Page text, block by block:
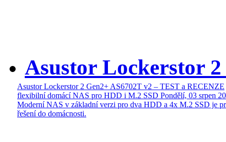
Asustor Lockerstor
Asustor Lockerstor 2 Gen2+ AS6702T v2 – TEST a RECENZE
flexibilní domácí NAS pro HDD i M.2 SSD Pondělí, 03 srpen
Moderní NAS v základní verzi pro dva HDD a 4x M.2 SSD je
řešení do domácnosti.